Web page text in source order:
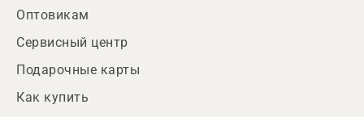
Оптовикам
Сервисный центр
Подарочные карты
Как купить